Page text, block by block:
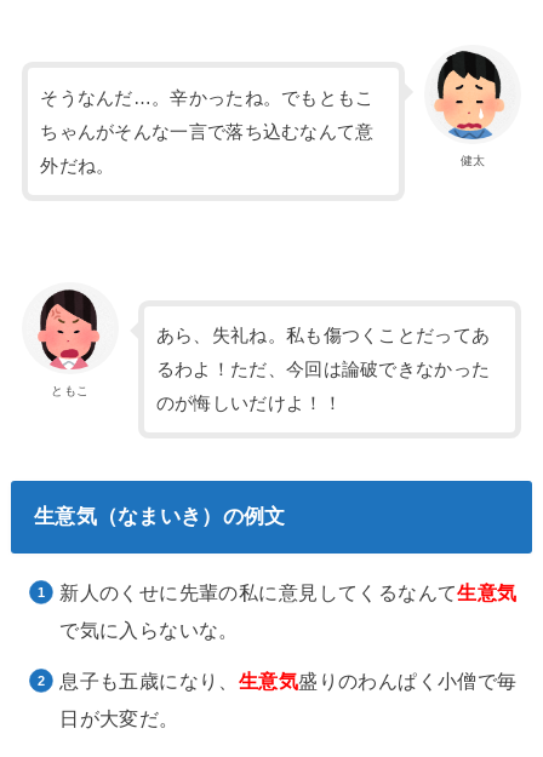
健太
そうなんだ…。辛かったね。でもともこ
ちゃんがそんな一言で落ち込むなんて意
外だね。
ともこ
あら、失礼ね。私も傷つくことだってあ
るわよ！ただ、今回は論破できなかった
のが悔しいだけよ！！
生意気（なまいき）の例文
新人のくせに先輩の私に意見してくるなんて生意気
で気に入らないな。
息子も五歳になり、 生意気盛りのわんぱく小僧で毎
日が大変だ。